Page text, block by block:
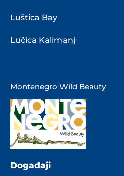
Luštica Bay
Lučica Kalimanj
Montenegro Wild Beauty
Događaji